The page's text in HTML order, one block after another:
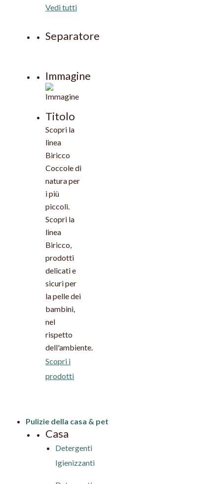
Vedi tutti
Separatore
Immagine
Titolo
Scopri la
linea
Biricco
Coccole di
natura per
i più
piccoli.
Scopri la
linea
Biricco,
prodotti
delicati e
sicuri per
la pelle dei
bambini,
nel
rispetto
dell'ambiente.
Scopri i
prodotti
Pulizie della casa & pet
Casa
Detergenti
Igienizzanti